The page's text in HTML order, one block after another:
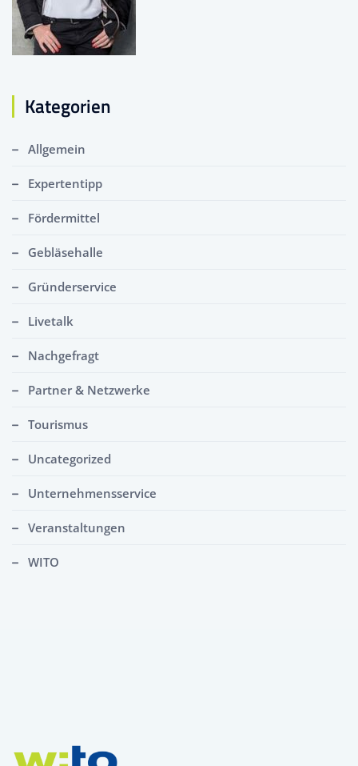
Kategorien
Allgemein
Expertentipp
Fördermittel
Gebläsehalle
Gründerservice
Livetalk
Nachgefragt
Partner & Netzwerke
Tourismus
Uncategorized
Unternehmensservice
Veranstaltungen
WITO